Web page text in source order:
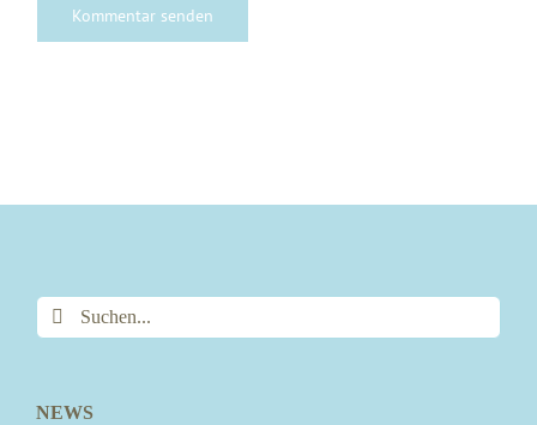
Suche
nach:
NEWS